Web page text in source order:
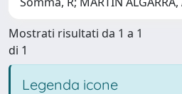
Mostrati risultati da 1 a 1
di 1
Legenda icone